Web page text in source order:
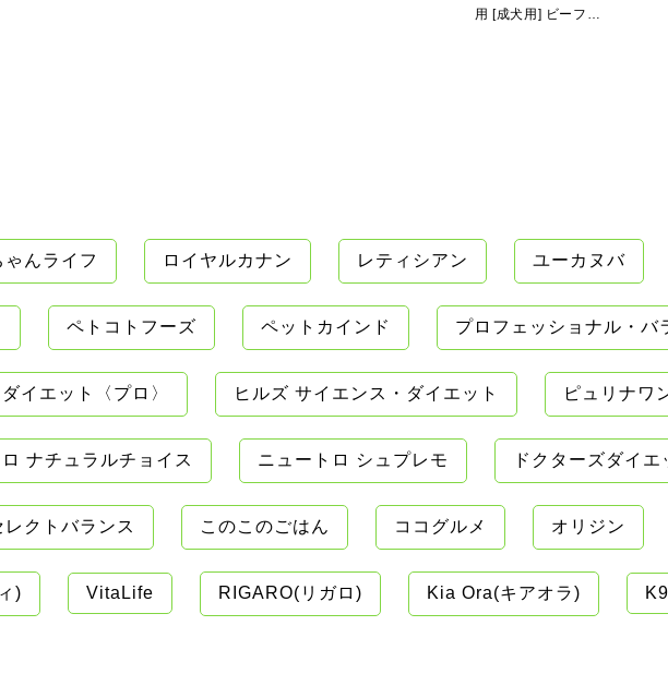
用 [成犬用] ビーフ…
ゃんライフ ロイヤルカナン レティシアン ユーカヌバ
ペトコトフーズ ペットカインド プロフェッショナル・バ
イエット〈プロ〉 ヒルズ サイエンス・ダイエット ピュリナワ
ナチュラルチョイス ニュートロ シュプレモ ドクターズダイエ
レクトバランス このこのごはん ココグルメ オリジン
) VitaLife RIGARO(リガロ) Kia Ora(キアオラ) K9